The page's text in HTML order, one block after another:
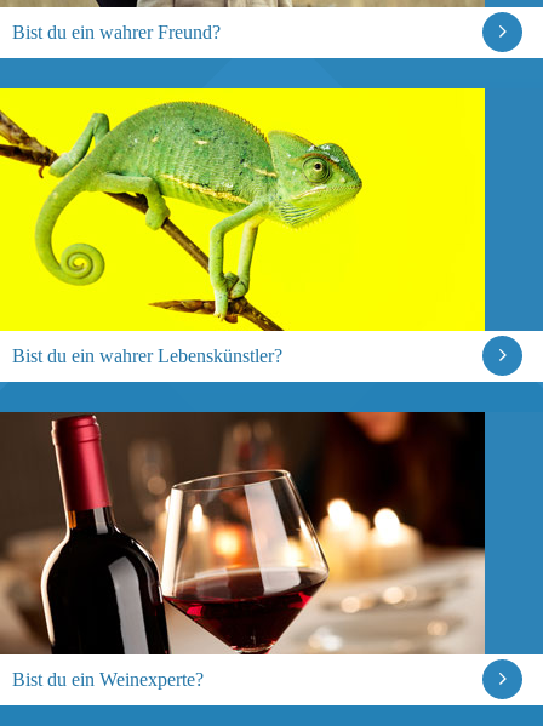
Bist du ein wahrer Freund?
Bist du ein wahrer Lebenskünstler?
Bist du ein Weinexperte?